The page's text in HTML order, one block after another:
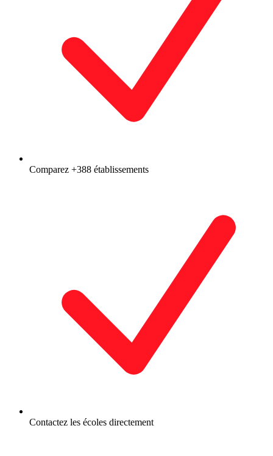
Comparez +388 établissements
Contactez les écoles directement